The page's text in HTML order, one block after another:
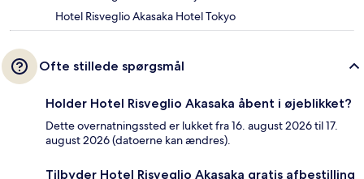
Hotel Risveglio Akasaka Hotel Tokyo
Ofte stillede spørgsmål
Holder Hotel Risveglio Akasaka åbent i øjeblikket?
Dette overnatningssted er lukket fra 16. august 2026 til 17.
august 2026 (datoerne kan ændres).
Tilbyder Hotel Risveglio Akasaka gratis afbestilling